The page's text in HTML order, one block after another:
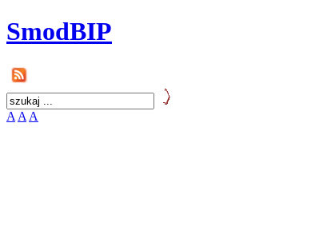
SmodBIP
A A A